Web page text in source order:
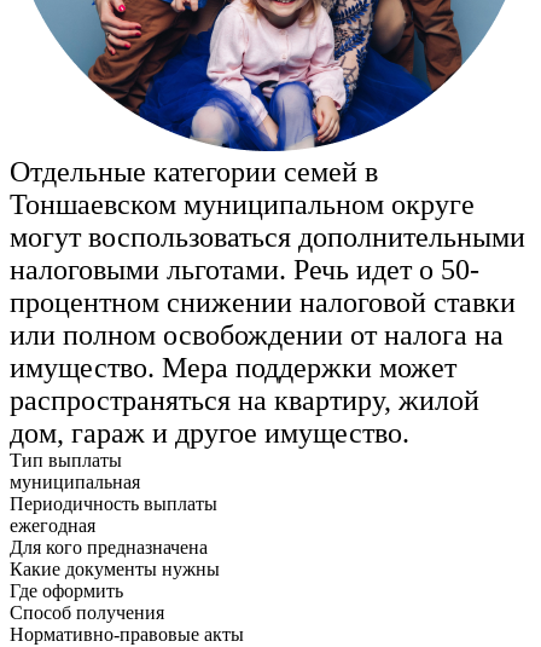
Отдельные категории семей в
Тоншаевском муниципальном округе
могут воспользоваться дополнительными
налоговыми льготами. Речь идет о 50-
процентном снижении налоговой ставки
или полном освобождении от налога на
имущество. Мера поддержки может
распространяться на квартиру, жилой
дом, гараж и другое имущество.
Тип выплаты
муниципальная
Периодичность выплаты
ежегодная
Для кого предназначена
Какие документы нужны
Где оформить
Способ получения
Нормативно-правовые акты